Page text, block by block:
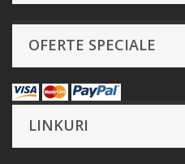
OFERTE SPECIALE
LINKURI